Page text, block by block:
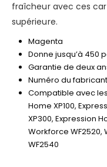
fraîcheur avec ces
supérieure.
Magenta
Donne jusqu’à 450
Garantie de deux
Numéro du fabricant
Compatible avec
Home XP100,
XP300, Expression
Workforce WF2520,
WF2540